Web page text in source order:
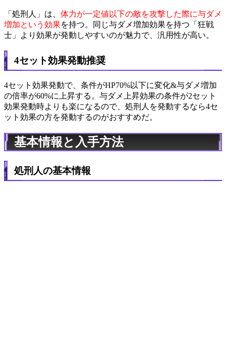
「処刑人」は、 体力が一定値以下の敵を攻撃した際に与ダメ
増加という効果を持つ。同じ与ダメ増加効果を持つ「狂戦
士」より効果が発動しやすいのが魅力で、汎用性が高い。
4セット効果発動推奨
4セット効果発動で、条件がHP70%以下に変化&与ダメ増加
の倍率が60%に上昇する。与ダメ上昇効果の条件が2セット
効果発動時よりも楽になるので、処刑人を発動するなら4セ
ット効果の方を発動するのがおすすめだ。
基本情報と入手方法
処刑人の基本情報